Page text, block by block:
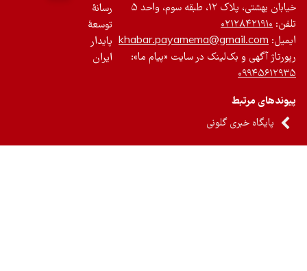
بهشتی، پلاک ۱۲، طبقه سوم، واحد ۵
۰۲۱۲۸۴۲۱۹۱۰
khabar.payamema@gmail.com
آگهی و بک‌لینک در سایت «پیام ما»:
مرتبط
پایگاه خبری گلونی
رسانۀ
توسعۀ
پایدار
ایران